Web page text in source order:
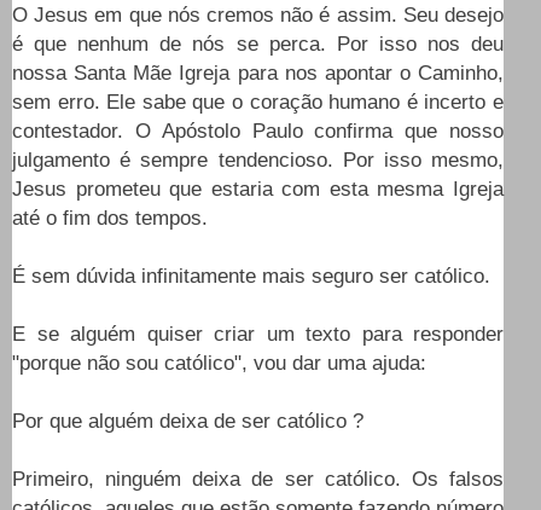
O Jesus em que nós cremos não é assim. Seu desejo
é que nenhum de nós se perca. Por isso nos deu
nossa Santa Mãe Igreja para nos apontar o Caminho,
sem erro. Ele sabe que o coração humano é incerto e
contestador. O Apóstolo Paulo confirma que nosso
julgamento é sempre tendencioso. Por isso mesmo,
Jesus prometeu que estaria com esta mesma Igreja
até o fim dos tempos.
É sem dúvida infinitamente mais seguro ser católico.
E se alguém quiser criar um texto para responder
"porque não sou católico", vou dar uma ajuda:
Por que alguém deixa de ser católico ?
Primeiro, ninguém deixa de ser católico. Os falsos